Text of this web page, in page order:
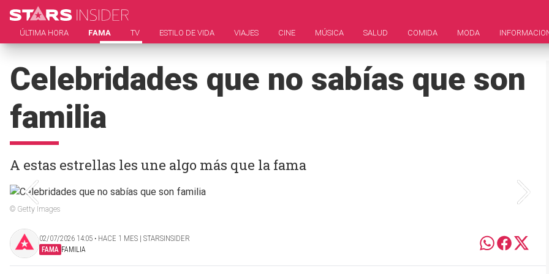
ÚLTIMA HORA FAMA TV ESTILO DE VIDA VIAJES CINE MÚSICA SALUD COMIDA MODA
Celebridades que no sabías que son
familia
A estas estrellas les une algo más que la fama
© Getty Images
02/07/2026 14:05 ‧ HACE 1 MES | STARSINSIDER
FAMA FAMILIA